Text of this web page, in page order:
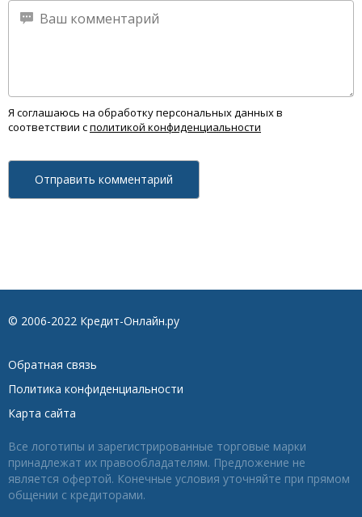
Я соглашаюсь на обработку персональных данных в
соответствии сполитикой конфиденциальности
© 2006-2022 Кредит-Онлайн.ру
Обратная связь
Политика конфиденциальности
Карта сайта
Все логотипы и зарегистрированные торговые марки
принадлежат их правообладателям. Предложение не
является офертой. Конечные условия уточняйте при прямом
общении с кредиторами.